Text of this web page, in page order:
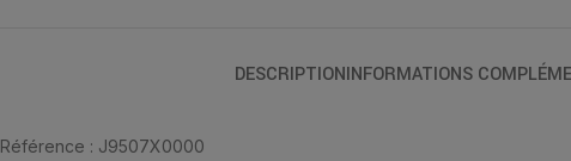
DESCRIPTIONINFORMATIONS
Référence : J9507X0000